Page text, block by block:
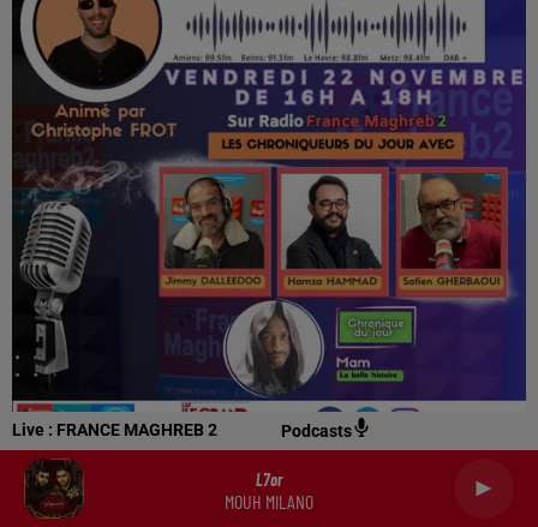
Live : FRANCE MAGHREB 2 Podcasts
L7or
MOUH MILANO
LE GRAND FORUM #LGF DU VENDREDI 22 NOVEMBRE 2024
Le grand forum, votre rendez-vous quotidien de 16h00 à